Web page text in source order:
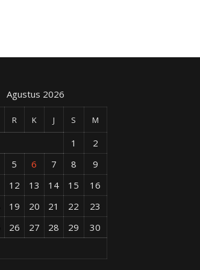
Agustus 2026
R K J S M
1
2
5 6 7 8
9
12 13 14 15
16
19 20 21 22
23
26 27 28 29
30